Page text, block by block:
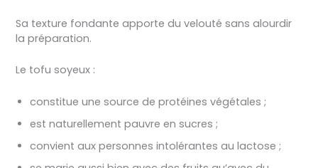
Sa texture fondante apporte du velouté sans alourdir
la préparation.
Le tofu soyeux :
constitue une source de protéines végétales ;
est naturellement pauvre en sucres ;
convient aux personnes intolérantes au lactose ;